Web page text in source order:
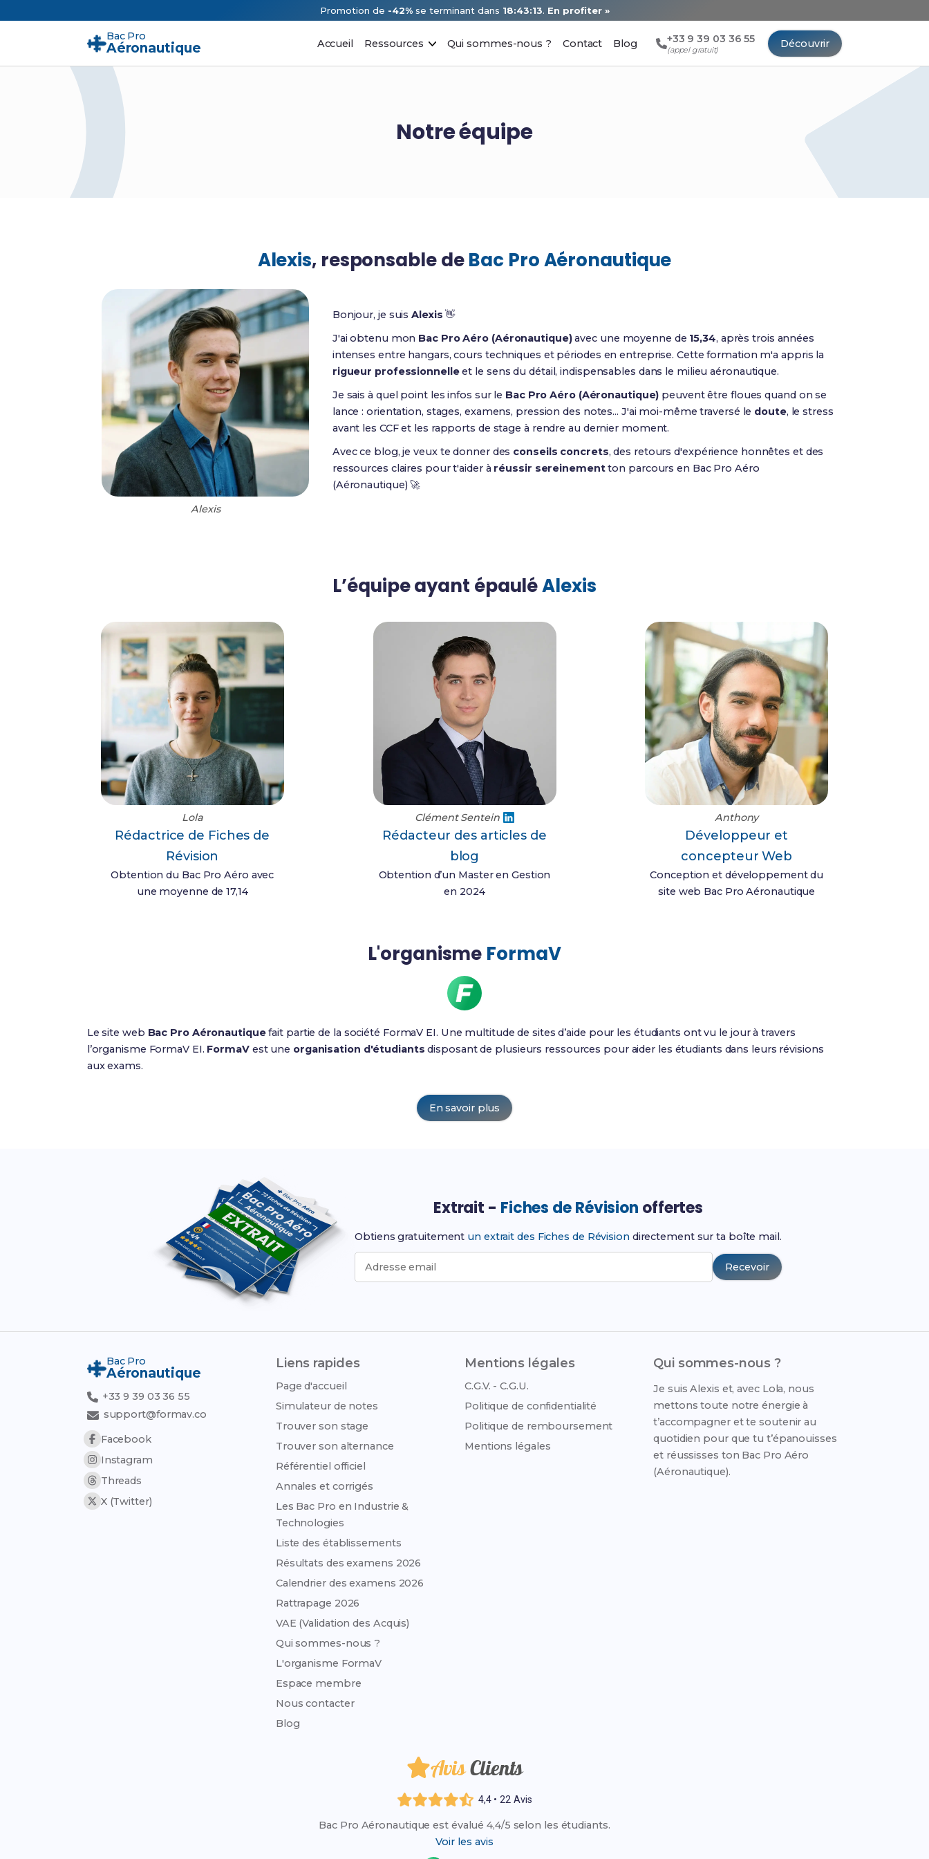
Promotion de -42%se terminant dans 18:43:13. En profiter »
Bac Pro
Aéronautique Accueil Ressources Qui sommes-nous ? Contact Blog +33 9 39 03 36 55
(appel gratuit)
Découvrir
Notre équipe
Alexis, responsable deBac Pro Aéronautique
Alexis
Bonjour, je suisAlexis 👋
J'ai obtenu mon Bac Pro Aéro (Aéronautique)avec une moyenne de 15,34, après trois années
intenses entre hangars, cours techniques et périodes en entreprise. Cette formation m'a appris la
rigueur professionnelleet le sens du détail, indispensables dans le milieu aéronautique.
Je sais à quel point les infos sur le Bac Pro Aéro (Aéronautique) peuvent être floues quand on se
lance : orientation, stages, examens, pression des notes... J'ai moi-même traversé le doute, le stress
avant les CCF et les rapports de stage à rendre au dernier moment.
Avec ce blog, je veux te donner des conseils concrets, des retours d'expérience honnêtes et des
ressources claires pour t'aider à réussir sereinementton parcours en Bac Pro Aéro
(Aéronautique) 🚀
L’équipe ayant épauléAlexis
Lola
Rédactrice de Fiches de
Révision
Obtention du Bac Pro Aéro avec
une moyenne de 17,14
Clément Sentein
Rédacteur des articles de
blog
Obtention d’un Master en Gestion
en 2024
Anthony
Développeur et
concepteur Web
Conception et développement du
site web Bac Pro Aéronautique
L'organisme FormaV
Le site web Bac Pro Aéronautiquefait partie de la société FormaV EI. Une multitude de sites d’aide pour les étudiants ont vu le jour à travers
l’organisme FormaV EI. FormaVest une organisation d'étudiants disposant de plusieurs ressources pour aider les étudiants dans leurs révisions
aux exams.
En savoir plus
Extrait - Fiches de Révision offertes
Obtiens gratuitement un extrait des Fiches de Révisiondirectement sur ta boîte mail.
Adresse email Recevoir
Bac Pro
Aéronautique
+33 9 39 03 36 55
support@formav.co
Facebook
Instagram
Threads
X (Twitter)
Liens rapides
Page d'accueil
Simulateur de notes
Trouver son stage
Trouver son alternance
Référentiel officiel
Annales et corrigés
Les Bac Pro en Industrie &
Technologies
Liste des établissements
Résultats des examens 2026
Calendrier des examens 2026
Rattrapage 2026
VAE (Validation des Acquis)
Qui sommes-nous ?
L'organisme FormaV
Espace membre
Nous contacter
Blog
Mentions légales
C.G.V. - C.G.U.
Politique de confidentialité
Politique de remboursement
Mentions légales
Qui sommes-nous ?
Je suis Alexis et, avec Lola, nous
mettons toute notre énergie à
t’accompagner et te soutenir au
quotidien pour que tu t’épanouisses
et réussisses ton Bac Pro Aéro
(Aéronautique).
AvisClients
4,4 • 22 Avis
Bac Pro Aéronautique est évalué 4,4/5 selon les étudiants.
Voir les avis